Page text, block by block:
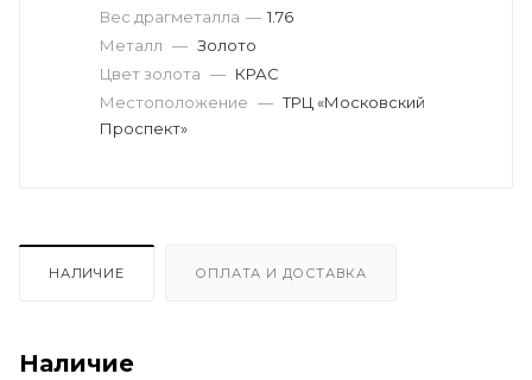
Вес драгметалла — 1.76
Металл — Золото
Цвет золота — КРАС
Местоположение — ТРЦ «Московский
Проспект»
НАЛИЧИЕ ОПЛАТА И ДОСТАВКА
Наличие